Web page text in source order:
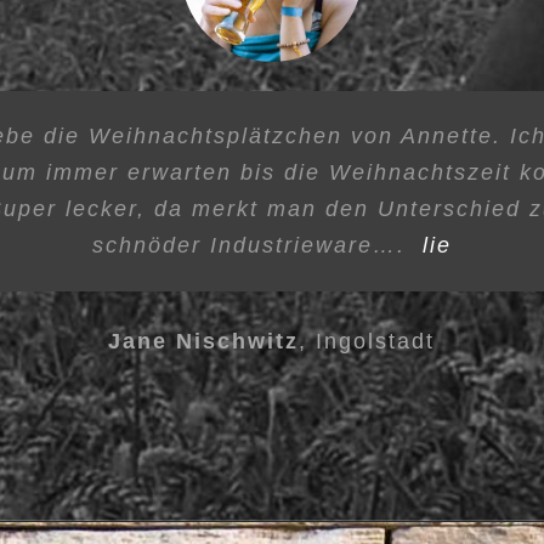
und das Brotbackbuch find ich
Rezepte auch wirklich funktionieren
Nicole Oberhofer,Titting
die Weihnachtsplätzchen von Annette.
immer erwarten bis die Weihnachtszeit
lecker, da merkt man den Unterschied
schnöder Industrieware….
lie
Jane Nischwitz,Ingolstadt
Ich liebe die Fleischprodukte vom Stefan.
werdet ihr selbst schmecken…
Sigi O.,Titting